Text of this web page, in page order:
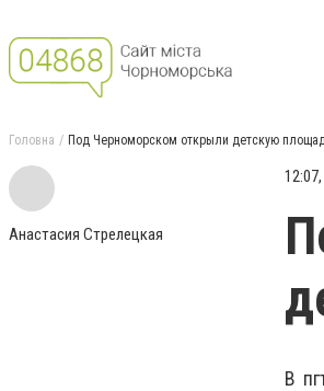
Головна Под Черноморском открыли детскую
Анастасия Стрелецкая
В